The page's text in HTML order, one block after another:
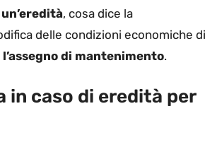
, cosa dice la
delle condizioni economiche di
di mantenimento.
in caso di eredità per